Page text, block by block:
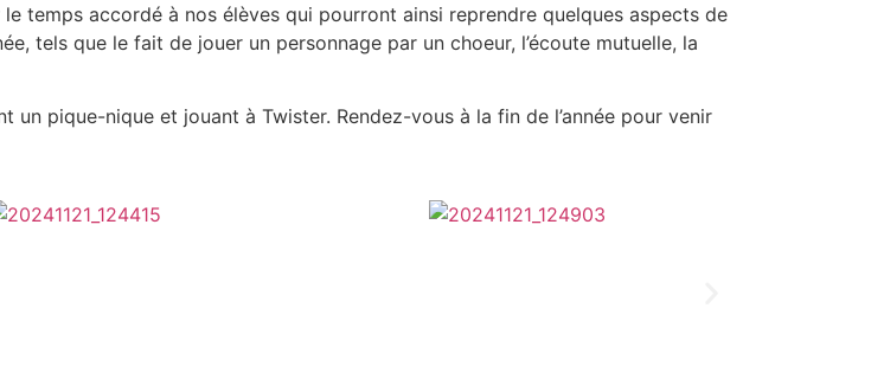
temps accordé à nos élèves qui pourront ainsi reprendre quelques aspects de
tels que le fait de jouer un personnage par un choeur, l’écoute mutuelle, la
pique-nique et jouant à Twister. Rendez-vous à la fin de l’année pour venir